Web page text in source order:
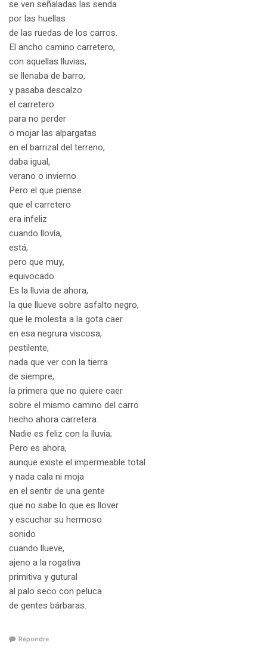
se ven señaladas las senda
por las huellas
de las ruedas de los carros.
El ancho camino carretero,
con aquellas lluvias,
se llenaba de barro,
y pasaba descalzo
el carretero
para no perder
o mojar las alpargatas
en el barrizal del terreno,
daba igual,
verano o invierno.
Pero el que piense
que el carretero
era infeliz
cuando llovía,
está,
pero que muy,
equivocado.
Es la lluvia de ahora,
la que llueve sobre asfalto negro,
que le molesta a la gota caer
en esa negrura viscosa,
pestilente,
nada que ver con la tierra
de siempre,
la primera que no quiere caer
sobre el mismo camino del carro
hecho ahora carretera.
Nadie es feliz con la lluvia;
Pero es ahora,
aunque existe el impermeable total
y nada cala ni moja
en el sentir de una gente
que no sabe lo que es llover
y escuchar su hermoso
sonido
cuando llueve,
ajeno a la rogativa
primitiva y gutural
al palo seco con peluca
de gentes bárbaras.
Répondre